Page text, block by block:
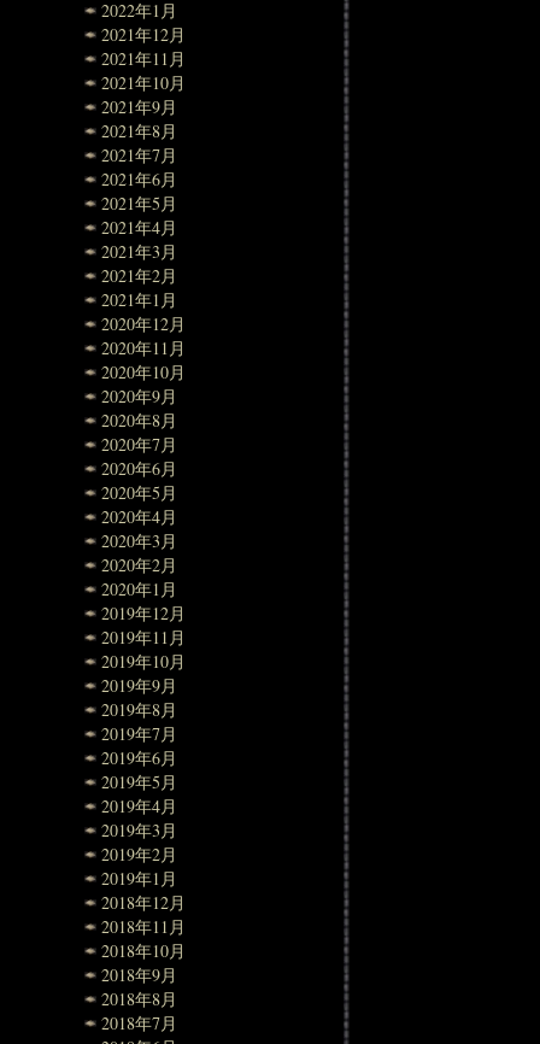
2022年1月
2021年12月
2021年11月
2021年10月
2021年9月
2021年8月
2021年7月
2021年6月
2021年5月
2021年4月
2021年3月
2021年2月
2021年1月
2020年12月
2020年11月
2020年10月
2020年9月
2020年8月
2020年7月
2020年6月
2020年5月
2020年4月
2020年3月
2020年2月
2020年1月
2019年12月
2019年11月
2019年10月
2019年9月
2019年8月
2019年7月
2019年6月
2019年5月
2019年4月
2019年3月
2019年2月
2019年1月
2018年12月
2018年11月
2018年10月
2018年9月
2018年8月
2018年7月